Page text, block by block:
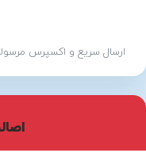
ارسال سریع و اکسپرس